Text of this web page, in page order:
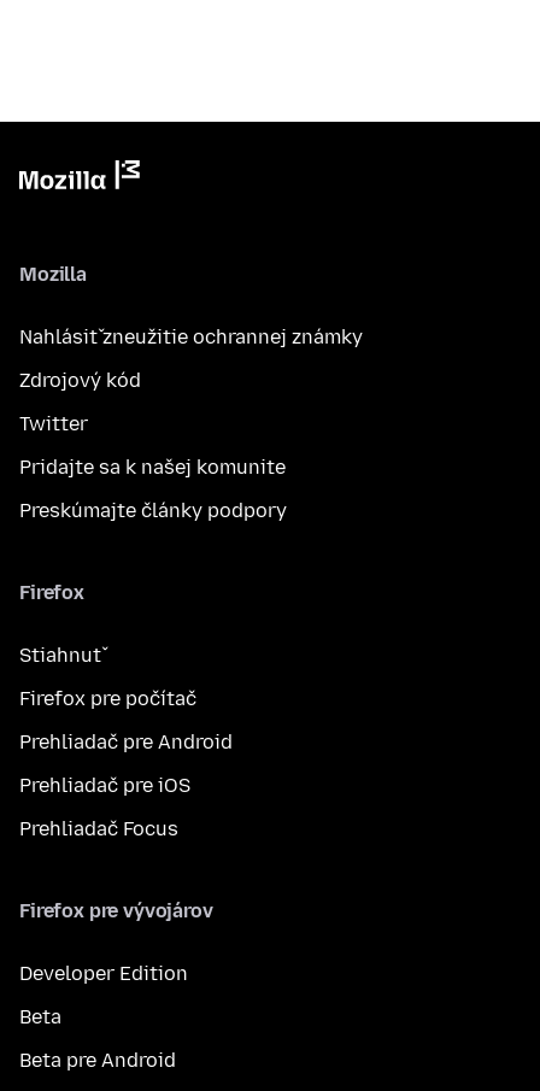
Mozilla
Nahlásiť zneužitie ochrannej známky
Zdrojový kód
Twitter
Pridajte sa k našej komunite
Preskúmajte články podpory
Firefox
Stiahnuť
Firefox pre počítač
Prehliadač pre Android
Prehliadač pre iOS
Prehliadač Focus
Firefox pre vývojárov
Developer Edition
Beta
Beta pre Android